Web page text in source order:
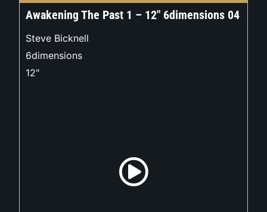
Awakening The Past 1 – 12″ 6dimensions 04
Steve Bicknell
6dimensions
12"